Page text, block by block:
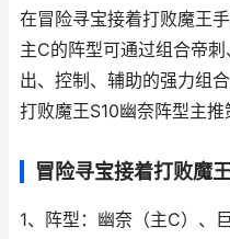
在冒险寻宝接着打败魔王
主C的阵型可通过组合帝
出、控制、辅助的强力组
打败魔王S10幽奈阵型主推
冒险寻宝接着打败魔
1、阵型：幽奈（主C）、